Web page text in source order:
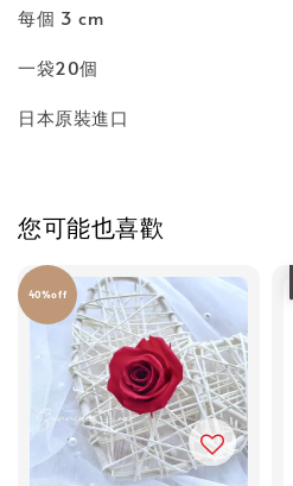
每個 3 cm
一袋20個
日本原裝進口
您可能也喜歡
40%off